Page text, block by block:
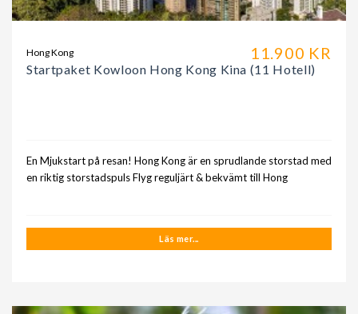
11.900 KR
Hong Kong
Startpaket Kowloon Hong Kong Kina (11 Hotell)
En Mjukstart på resan! Hong Kong är en sprudlande storstad med
en riktig storstadspuls Flyg reguljärt & bekvämt till Hong
Läs mer...